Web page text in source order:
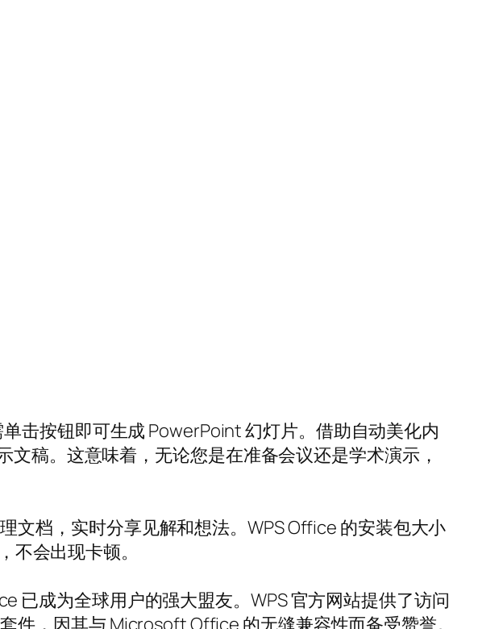
击按钮即可生成 PowerPoint 幻灯片。借助自动美化内
稿。这意味着，无论您是在准备会议还是学术演示，
文档，实时分享见解和想法。WPS Office 的安装包大小
会出现卡顿。
已成为全球用户的强大盟友。WPS 官方网站提供了访问